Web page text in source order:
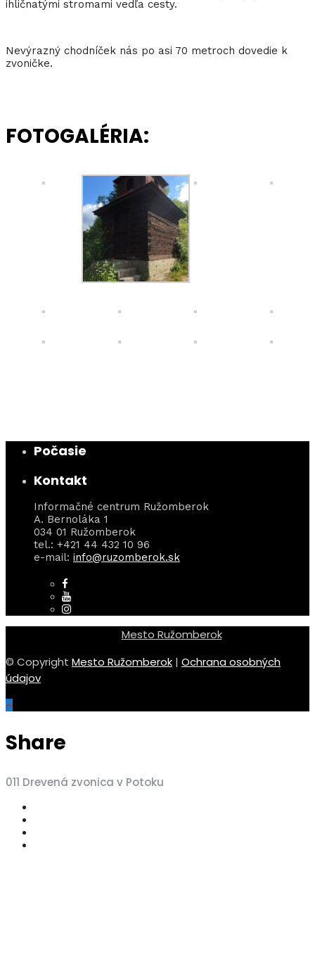
ihličnatými stromami vedľa cesty.
Nevýrazný chodníček nás po asi 70 metroch dovedie k
zvoničke.
FOTOGALÉRIA:
Počasie
Kontakt
Informačné centrum Ružomberok
A. Bernoláka 1
034 01 Ružomberok
tel.: +421 44 432 10 96
e-mail: info@ruzomberok.sk
Mesto Ružomberok
© Copyright Mesto Ružomberok | Ochrana osobných
údajov
Share
011 Drevená zvonica v Potoku